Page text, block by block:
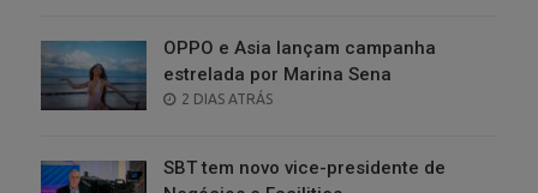
OPPO e Asia lançam campanha
estrelada por Marina Sena
POSTED
2 DIAS ATRÁS
SBT tem novo vice-presidente de